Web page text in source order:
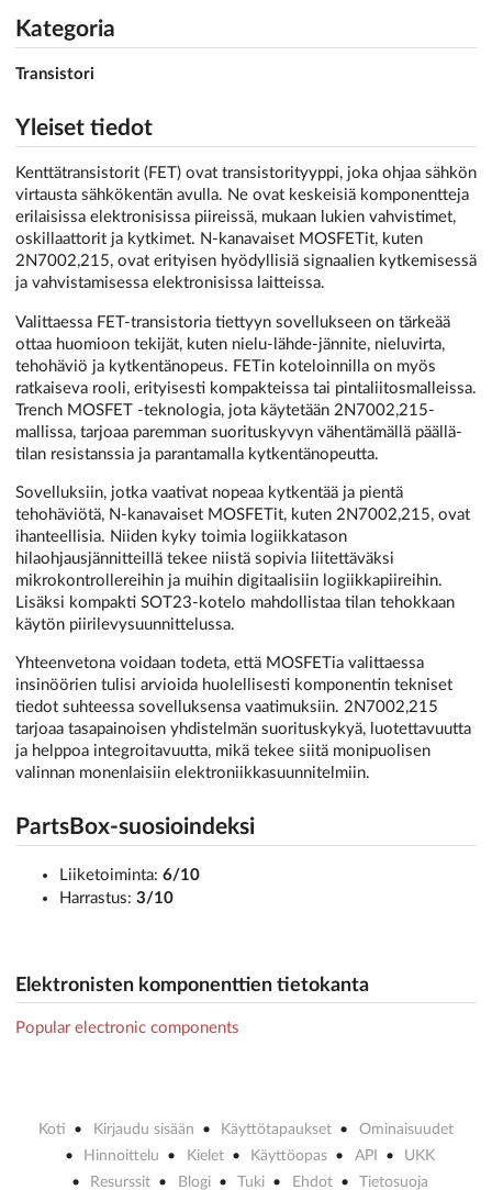
Kategoria
Transistori
Yleiset tiedot
Kenttätransistorit (FET) ovat transistorityyppi, joka ohjaa sähkön
virtausta sähkökentän avulla. Ne ovat keskeisiä komponentteja
erilaisissa elektronisissa piireissä, mukaan lukien vahvistimet,
oskillaattorit ja kytkimet. N-kanavaiset MOSFETit, kuten
2N7002,215, ovat erityisen hyödyllisiä signaalien kytkemisessä
ja vahvistamisessa elektronisissa laitteissa.
Valittaessa FET-transistoria tiettyyn sovellukseen on tärkeää
ottaa huomioon tekijät, kuten nielu-lähde-jännite, nieluvirta,
tehohäviö ja kytkentänopeus. FETin koteloinnilla on myös
ratkaiseva rooli, erityisesti kompakteissa tai pintaliitosmalleissa.
Trench MOSFET -teknologia, jota käytetään 2N7002,215-
mallissa, tarjoaa paremman suorituskyvyn vähentämällä päällä-
tilan resistanssia ja parantamalla kytkentänopeutta.
Sovelluksiin, jotka vaativat nopeaa kytkentää ja pientä
tehohäviötä, N-kanavaiset MOSFETit, kuten 2N7002,215, ovat
ihanteellisia. Niiden kyky toimia logiikkatason
hilaohjausjännitteillä tekee niistä sopivia liitettäväksi
mikrokontrollereihin ja muihin digitaalisiin logiikkapiireihin.
Lisäksi kompakti SOT23-kotelo mahdollistaa tilan tehokkaan
käytön piirilevysuunnittelussa.
Yhteenvetona voidaan todeta, että MOSFETia valittaessa
insinöörien tulisi arvioida huolellisesti komponentin tekniset
tiedot suhteessa sovelluksensa vaatimuksiin. 2N7002,215
tarjoaa tasapainoisen yhdistelmän suorituskykyä, luotettavuutta
ja helppoa integroitavuutta, mikä tekee siitä monipuolisen
valinnan monenlaisiin elektroniikkasuunnitelmiin.
PartsBox-suosioindeksi
Liiketoiminta: 6/10
Harrastus: 3/10
Elektronisten komponenttien tietokanta
Popular electronic components
Koti Kirjaudu sisään Käyttötapaukset
Ominaisuudet
Hinnoittelu
Kielet Käyttöopas API
UKK
Resurssit
Blogi Tuki Ehdot Tietosuoja